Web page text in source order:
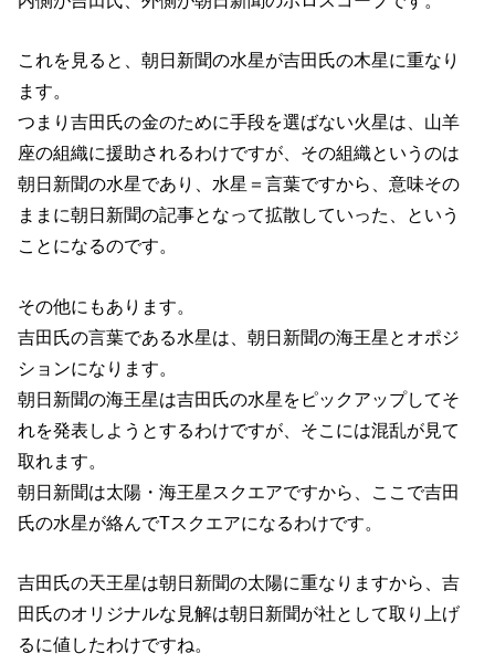
これを見ると、朝日新聞の水星が吉田氏の木星に重なり
ます。
つまり吉田氏の金のために手段を選ばない火星は、山羊
座の組織に援助されるわけですが、その組織というのは
朝日新聞の水星であり、水星＝言葉ですから、意味その
ままに朝日新聞の記事となって拡散していった、という
ことになるのです。
その他にもあります。
吉田氏の言葉である水星は、朝日新聞の海王星とオポジ
ションになります。
朝日新聞の海王星は吉田氏の水星をピックアップしてそ
れを発表しようとするわけですが、そこには混乱が見て
取れます。
朝日新聞は太陽・海王星スクエアですから、ここで吉田
氏の水星が絡んでTスクエアになるわけです。
吉田氏の天王星は朝日新聞の太陽に重なりますから、吉
田氏のオリジナルな見解は朝日新聞が社として取り上げ
るに値したわけですね。